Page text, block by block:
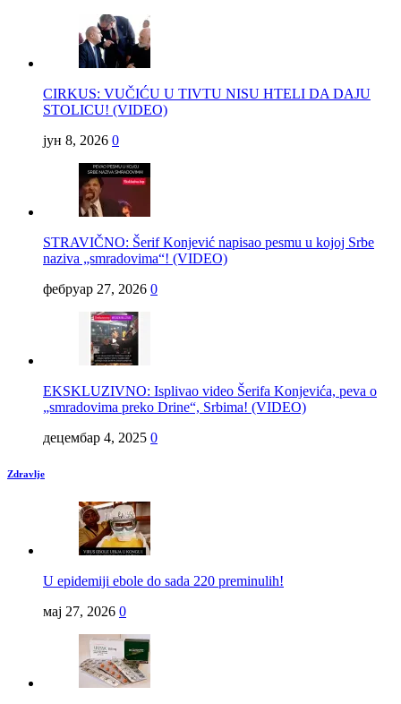
CIRKUS: VUČIĆU U TIVTU NISU HTELI DA DAJU
STOLICU! (VIDEO)
јун 8, 2026 0
STRAVIČNO: Šerif Konjević napisao pesmu u kojoj Srbe
naziva „smradovima“! (VIDEO)
фебруар 27, 2026 0
EKSKLUZIVNO: Isplivao video Šerifa Konjevića, peva o
„smradovima preko Drine“, Srbima! (VIDEO)
децембар 4, 2025 0
Zdravlje
U epidemiji ebole do sada 220 preminulih!
мај 27, 2026 0